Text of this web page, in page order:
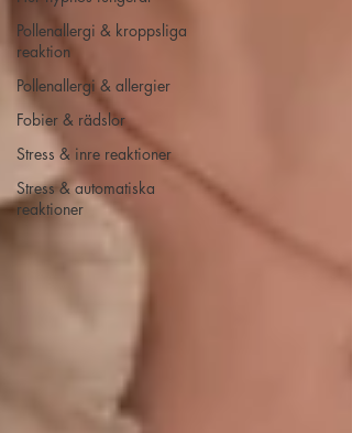
Pollenallergi & kroppsliga
reaktion
Pollenallergi & allergier
Fobier & rädslor
Stress & inre reaktioner
Stress & automatiska
reaktioner